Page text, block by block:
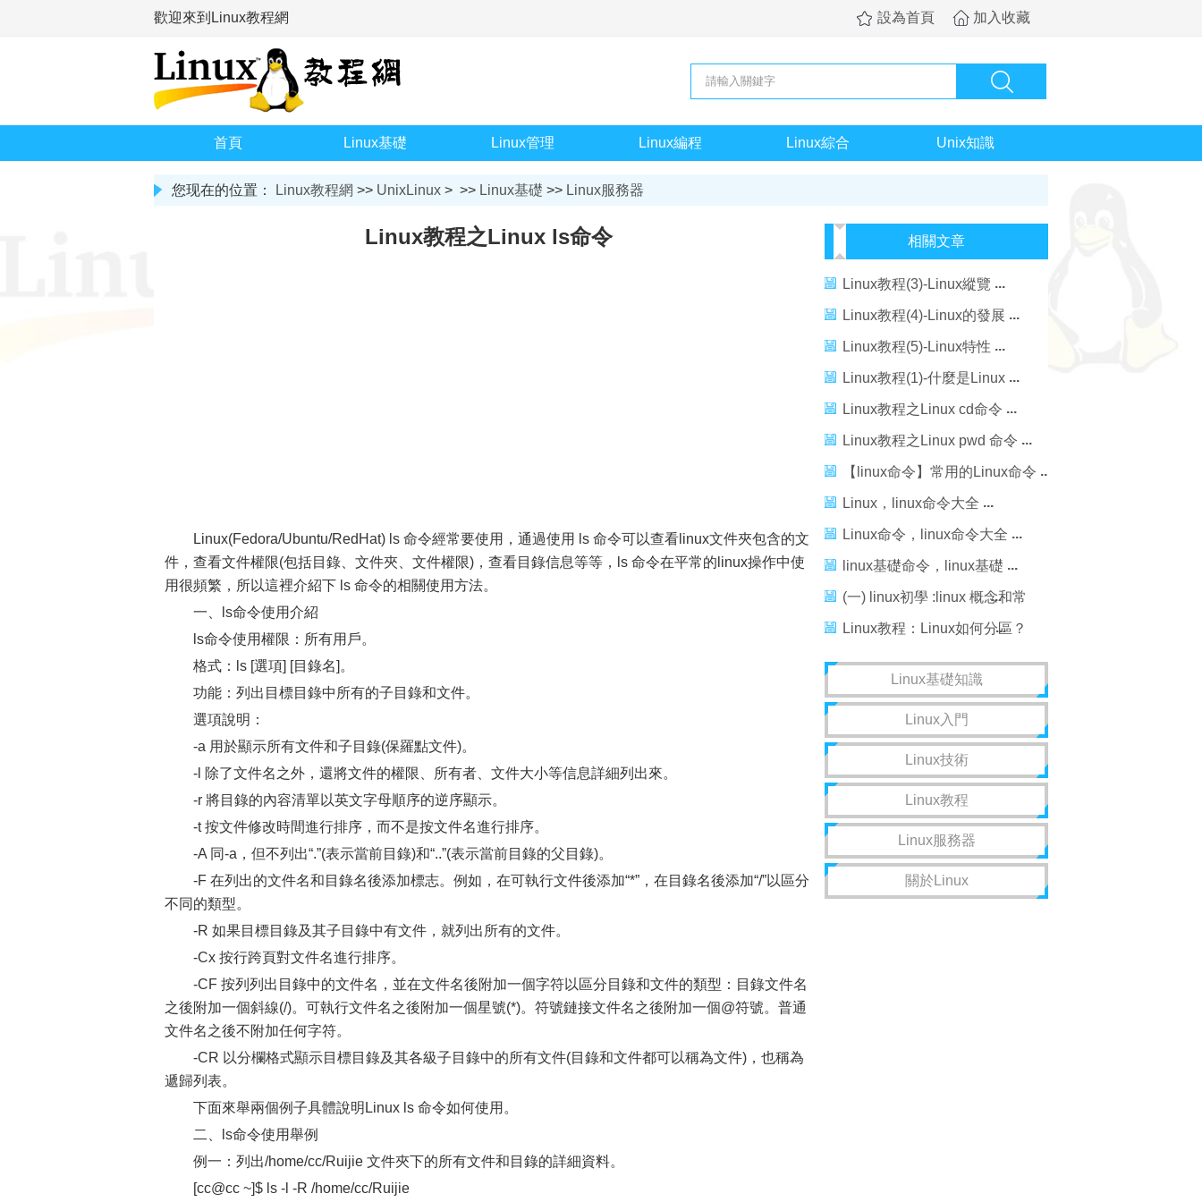
歡迎來到Linux教程網 設為首頁 加入收藏
首頁 Linux基礎 Linux管理 Linux編程 Linux綜合 Unix知識
您现在的位置： Linux教程網 >> UnixLinux > >> Linux基礎 >> Linux服務器
Linux教程之Linux ls命令
Linux(Fedora/Ubuntu/RedHat) ls 命令經常要使用，通過使用 ls 命令可以查看linux文件夾包含的文
件，查看文件權限(包括目錄、文件夾、文件權限)，查看目錄信息等等，ls 命令在平常的linux操作中使
用很頻繁，所以這裡介紹下 ls 命令的相關使用方法。
一、ls命令使用介紹
ls命令使用權限：所有用戶。
格式：ls [選項] [目錄名]。
功能：列出目標目錄中所有的子目錄和文件。
選項說明：
-a 用於顯示所有文件和子目錄(保羅點文件)。
-l 除了文件名之外，還將文件的權限、所有者、文件大小等信息詳細列出來。
-r 將目錄的內容清單以英文字母順序的逆序顯示。
-t 按文件修改時間進行排序，而不是按文件名進行排序。
-A 同-a，但不列出“.”(表示當前目錄)和“..”(表示當前目錄的父目錄)。
-F 在列出的文件名和目錄名後添加標志。例如，在可執行文件後添加“*”，在目錄名後添加“/”以區分
不同的類型。
-R 如果目標目錄及其子目錄中有文件，就列出所有的文件。
-Cx 按行跨頁對文件名進行排序。
-CF 按列列出目錄中的文件名，並在文件名後附加一個字符以區分目錄和文件的類型：目錄文件名
之後附加一個斜線(/)。可執行文件名之後附加一個星號(*)。符號鏈接文件名之後附加一個@符號。普通
文件名之後不附加任何字符。
-CR 以分欄格式顯示目標目錄及其各級子目錄中的所有文件(目錄和文件都可以稱為文件)，也稱為
遞歸列表。
下面來舉兩個例子具體說明Linux ls 命令如何使用。
二、ls命令使用舉例
例一：列出/home/cc/Ruijie 文件夾下的所有文件和目錄的詳細資料。
[cc@cc ~]$ ls -l -R /home/cc/Ruijie
相關文章
Linux教程(3)-Linux縱覽
Linux教程(4)-Linux的發展
Linux教程(5)-Linux特性
Linux教程(1)-什麼是Linux
Linux教程之Linux cd命令
Linux教程之Linux pwd 命令
【linux命令】常用的Linux命令
Linux，linux命令大全
Linux命令，linux命令大全
linux基礎命令，linux基礎
(一) linux初學 :linux 概念和常
用命令，linux常用命令
Linux教程：Linux如何分區？
Linux分區命令是什麼？
Linux基礎知識
Linux入門
Linux技術
Linux教程
Linux服務器
關於Linux